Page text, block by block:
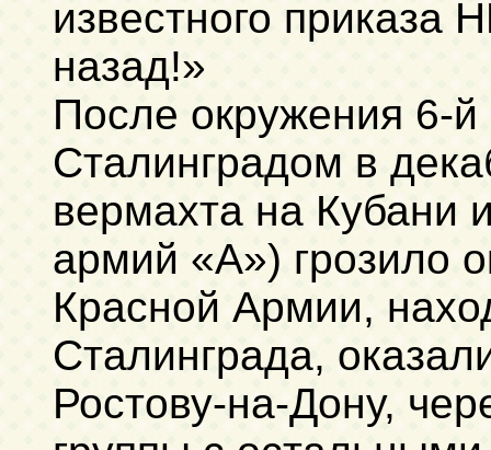
известного
назад!»
После окружения 6-
Сталинградом в
вермахта на Кубани
армий «А») грозило
Красной Армии,
Сталинграда,
Ростову-на-Дону,